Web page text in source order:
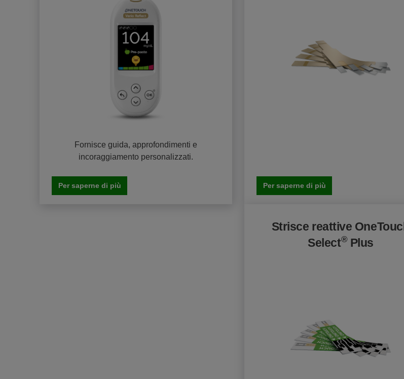
Fornisce guida, approfondimenti e
incoraggiamento personalizzati.
Per saperne di più Per saperne di più
Strisce reattive
Select® Plus